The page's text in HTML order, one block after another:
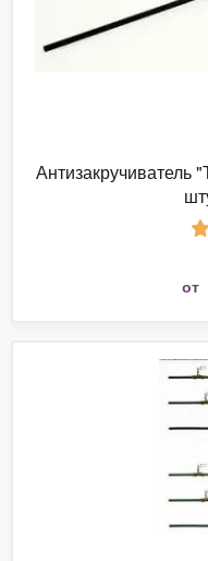
Антизакручиватель
от